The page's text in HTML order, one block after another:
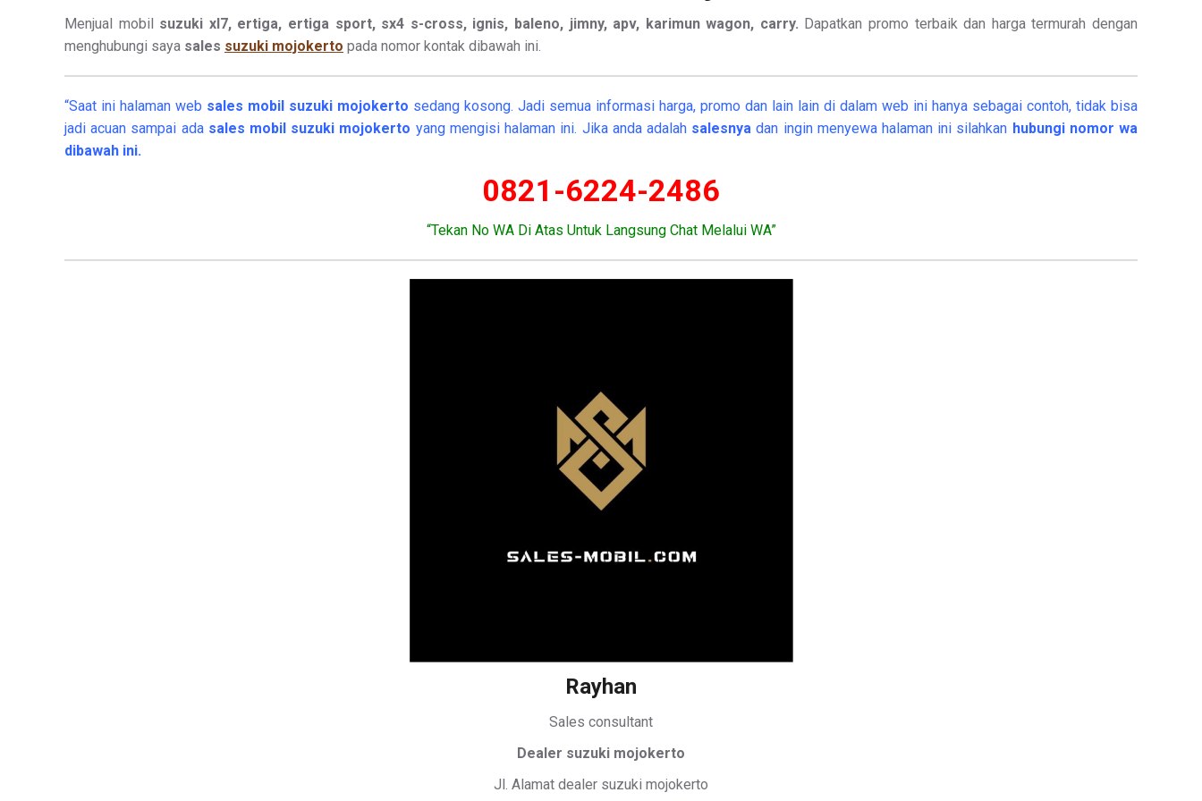
Menjual mobil suzuki xl7, ertiga, ertiga sport, sx4 s-cross, ignis, baleno, jimny, apv, karimun wagon, carry. Dapatkan promo terbaik dan harga termurah dengan
menghubungi saya sales suzuki mojokerto pada nomor kontak dibawah ini.
“Saat ini halaman web sales mobil suzuki mojokerto sedang kosong. Jadi semua informasi harga, promo dan lain lain di dalam web ini hanya sebagai contoh, tidak bisa
jadi acuan sampai ada sales mobil suzuki mojokerto yang mengisi halaman ini. Jika anda adalah salesnya dan ingin menyewa halaman ini silahkan hubungi nomor wa
dibawah ini.
0821-6224-2486
“Tekan No WA Di Atas Untuk Langsung Chat Melalui WA”
Rayhan
Sales consultant
Dealer suzuki mojokerto
Jl. Alamat dealer suzuki mojokerto